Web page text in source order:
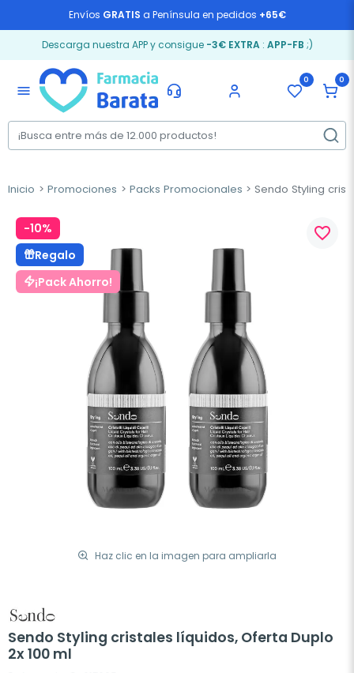
Envíos GRATIS a Península en pedidos +65€
Descarga nuestra APP y consigue -3€ EXTRA: APP-FB ;)
menu
0 0
Inicio Promociones Packs Promocionales Sendo Styling
-10%
Regalo
¡Pack Ahorro!
Haz clic en la imagen para ampliarla
favorite_border
Sendo Styling cristales líquidos, Oferta Duplo
2x 100 ml